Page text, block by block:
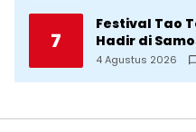
7
Festival Tao
Hadir di
Datang
4 Agustus 2026